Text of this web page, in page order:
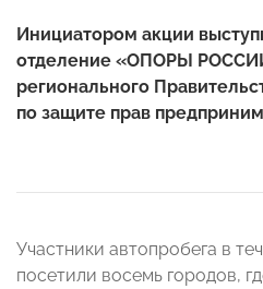
Инициатором акции
отделение «ОПОРЫ
регионального
по защите прав
Участники автопробега в
посетили восемь городов,